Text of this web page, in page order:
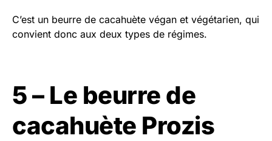
C’est un beurre de cacahuète végan et végétarien, qui
convient donc aux deux types de régimes.
5 – Le beurre de
cacahuète Prozis